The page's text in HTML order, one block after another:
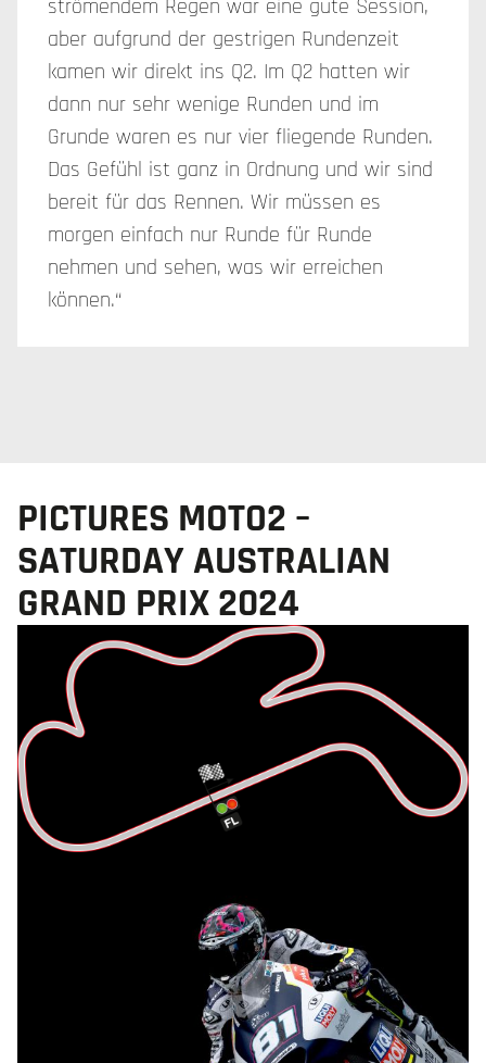
strömendem Regen war eine gute Session,
aber aufgrund der gestrigen Rundenzeit
kamen wir direkt ins Q2. Im Q2 hatten wir
dann nur sehr wenige Runden und im
Grunde waren es nur vier fliegende Runden.
Das Gefühl ist ganz in Ordnung und wir sind
bereit für das Rennen. Wir müssen es
morgen einfach nur Runde für Runde
nehmen und sehen, was wir erreichen
können.“
PICTURES MOTO2 –
SATURDAY AUSTRALIAN
GRAND PRIX 2024